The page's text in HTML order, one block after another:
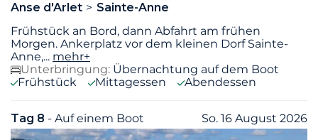
Anse d'Arlet
Sainte-Anne
Frühstück an Bord, dann Abfahrt am frühen
Morgen. Ankerplatz vor dem kleinen Dorf Sainte-
Anne,... mehr+
Unterbringung: Übernachtung auf dem Boot
Frühstück
Mittagessen Abendessen
Tag 8 - Auf einem Boot So. 16 August 2026